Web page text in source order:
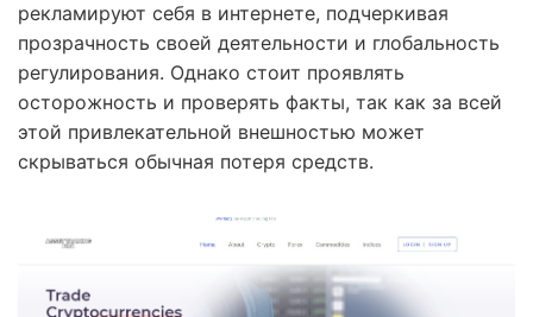
рекламируют себя в интернете, подчеркивая
прозрачность своей деятельности и глобальность
регулирования. Однако стоит проявлять
осторожность и проверять факты, так как за всей
этой привлекательной внешностью может
скрываться обычная потеря средств.